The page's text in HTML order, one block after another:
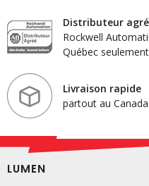
Distributeur
Rockwell
Québec seulement
Livraison rapide
partout au Canada
LUMEN